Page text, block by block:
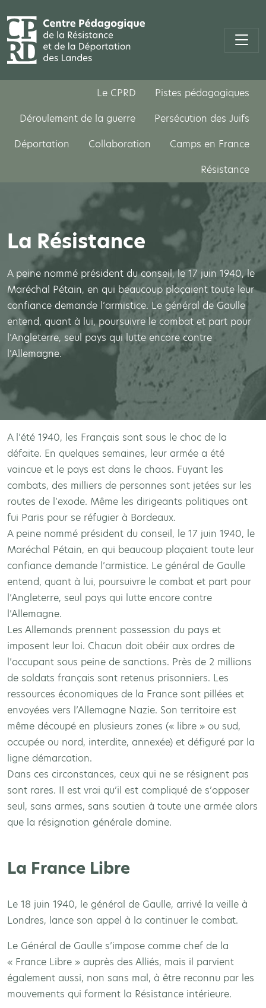
Le CPRD
Pistes pédagogiques
Déroulement de la guerre
Persécution des Juifs
Déportation
Collaboration
Camps en France
Résistance
La Résistance
A peine nommé président du conseil, le 17 juin 1940, le
Maréchal Pétain, en qui beaucoup plaçaient toute leur
confiance demande l’armistice. Le général de Gaulle
entend, quant à lui, poursuivre le combat et part pour
l’Angleterre, seul pays qui lutte encore contre
l’Allemagne.
A l’été 1940, les Français sont sous le choc de la
défaite. En quelques semaines, leur armée a été
vaincue et le pays est dans le chaos. Fuyant les
combats, des milliers de personnes sont jetées sur les
routes de l’exode. Même les dirigeants politiques ont
fui Paris pour se réfugier à Bordeaux.
A peine nommé président du conseil, le 17 juin 1940, le
Maréchal Pétain, en qui beaucoup plaçaient toute leur
confiance demande l’armistice. Le général de Gaulle
entend, quant à lui, poursuivre le combat et part pour
l’Angleterre, seul pays qui lutte encore contre
l’Allemagne.
Les Allemands prennent possession du pays et
imposent leur loi. Chacun doit obéir aux ordres de
l’occupant sous peine de sanctions. Près de 2 millions
de soldats français sont retenus prisonniers. Les
ressources économiques de la France sont pillées et
envoyées vers l’Allemagne Nazie. Son territoire est
même découpé en plusieurs zones (« libre » ou sud,
occupée ou nord, interdite, annexée) et défiguré par la
ligne démarcation.
Dans ces circonstances, ceux qui ne se résignent pas
sont rares. Il est vrai qu’il est compliqué de s’opposer
seul, sans armes, sans soutien à toute une armée alors
que la résignation générale domine.
La France Libre
Le 18 juin 1940, le général de Gaulle, arrivé la veille à
Londres, lance son appel à la continuer le combat.
Le Général de Gaulle s’impose comme chef de la
« France Libre » auprès des Alliés, mais il parvient
également aussi, non sans mal, à être reconnu par les
mouvements qui forment la Résistance intérieure.